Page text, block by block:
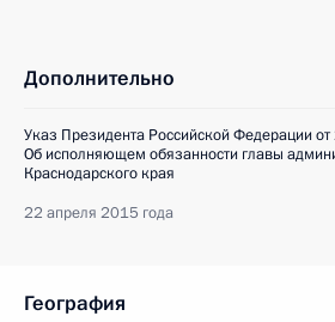
Дополнительно
Указ Президента Российской Федерации
Об исполняющем обязанности главы
Краснодарского края
22 апреля 2015 года
География